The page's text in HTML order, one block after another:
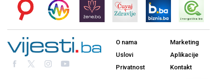
O nama
Uslovi
Privatnost
Marketing
Aplikacije
Kontakt